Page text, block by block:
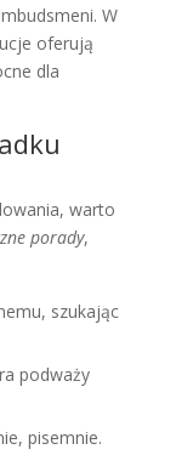
W
oferują
dla
warto
porady,
szukając
podważy
pisemnie.